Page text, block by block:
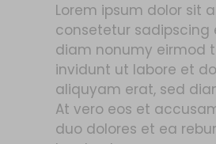
Lorem ipsum dolor sit
consetetur sadipscing
diam nonumy eirmod
invidunt ut labore et
aliquyam erat, sed
At vero eos et
duo dolores et ea